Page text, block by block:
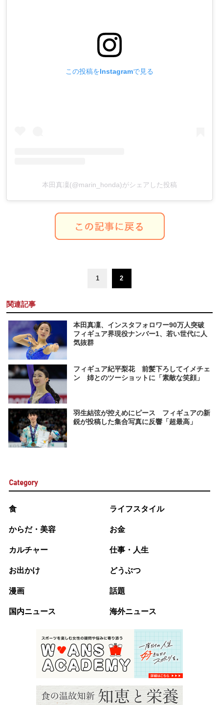
この投稿をInstagramで見る
本田真凜(@marin_honda)がシェアした投稿
1 2
関連記事
本田真凜、インスタフォロワー90万人突破
フィギュア界現役ナンバー1、若い世代に人
気抜群
フィギュア紀平梨花 前髪下ろしてイメチェ
ン 姉とのツーショットに「素敵な笑顔」
羽生結弦が控えめにピース フィギュアの新
鋭が投稿した集合写真に反響「超最高」
Category
食 ライフスタイル
からだ・美容 お金
カルチャー 仕事・人生
お出かけ どうぶつ
漫画 話題
国内ニュース 海外ニュース